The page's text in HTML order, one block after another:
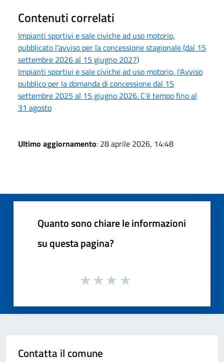
Contenuti correlati
Impianti sportivi e sale civiche ad uso motorio,
pubblicato l'avviso per la concessione stagionale (dal 15
settembre 2026 al 15 giugno 2027)
Impianti sportivi e sale civiche ad uso motorio, l'Avviso
pubblico per la domanda di concessione dal 15
settembre 2025 al 15 giugno 2026. C'è tempo fino al
31 agosto
Ultimo aggiornamento: 28 aprile 2026, 14:48
Quanto sono chiare le informazioni
su questa pagina?
Contatta il comune